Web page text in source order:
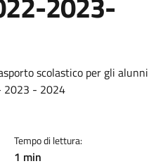
scolastico per gli alunni
2023 - 2024
Tempo di lettura:
1 min